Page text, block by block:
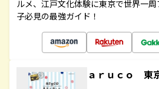
ルメ、江戸文化体験に東京で世界一
子必見の最強ガイド！
ａｒｕｃｏ 東